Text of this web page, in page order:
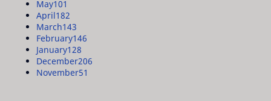
May101
April182
March143
February146
January128
December206
November51